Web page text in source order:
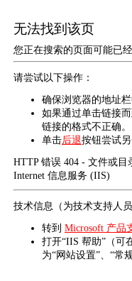
无法找到该页
您正在搜索的页面可能已
请尝试以下操作：
确保浏览器的地址
如果通过单击链接
链接的格式不正确。
单击后退按钮尝试另
HTTP 错误 404 - 文件或目
Internet 信息服务 (IIS)
技术信息（为技术支持人员
转到 Microsoft 产品
打开“IIS 帮助”（可
为“网站设置”、“常